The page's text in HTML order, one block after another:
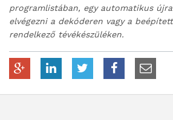
programlistában, egy automatikus
elvégezni a dekóderen vagy a
rendelkező tévékészüléken.